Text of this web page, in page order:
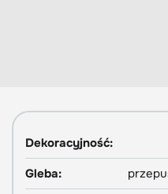
Dekoracyjność:
Gleba: